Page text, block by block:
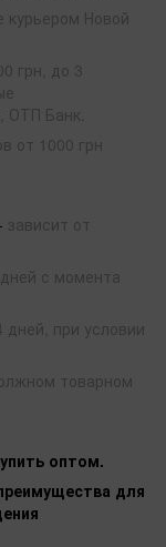
курьером Новой
грн, до 3
ОТП Банк.
от 1000 грн
зависит от
дней с момента
дней, при условии
товарном
оптом.
для